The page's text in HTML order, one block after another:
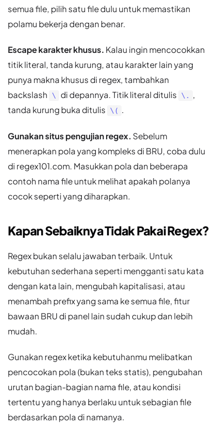
semua file, pilih satu file dulu untuk memastikan
polamu bekerja dengan benar.
Escape karakter khusus. Kalau ingin mencocokkan
titik literal, tanda kurung, atau karakter lain yang
punya makna khusus di regex, tambahkan
backslash
\ di depannya. Titik literal ditulis \. ,
tanda kurung buka ditulis
\( .
Gunakan situs pengujian regex. Sebelum
menerapkan pola yang kompleks di BRU, coba dulu
di regex101.com. Masukkan pola dan beberapa
contoh nama file untuk melihat apakah polanya
cocok seperti yang diharapkan.
Kapan Sebaiknya Tidak Pakai Regex?
Regex bukan selalu jawaban terbaik. Untuk
kebutuhan sederhana seperti mengganti satu kata
dengan kata lain, mengubah kapitalisasi, atau
menambah prefix yang sama ke semua file, fitur
bawaan BRU di panel lain sudah cukup dan lebih
mudah.
Gunakan regex ketika kebutuhanmu melibatkan
pencocokan pola (bukan teks statis), pengubahan
urutan bagian-bagian nama file, atau kondisi
tertentu yang hanya berlaku untuk sebagian file
berdasarkan pola di namanya.